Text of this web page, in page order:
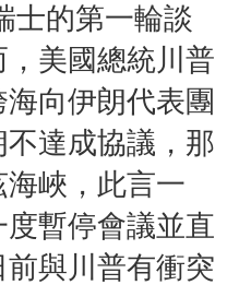
士的第一輪談
美國總統川普
海向伊朗代表團
達成協議， 那
峽， 此言一
暫停會議並直
前與川普有衝突